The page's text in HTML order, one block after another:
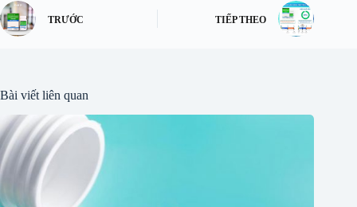
TRƯỚC TIẾP THEO
Bài viết liên quan